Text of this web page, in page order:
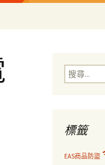
搜
尋
標籤
EAS商品防盜